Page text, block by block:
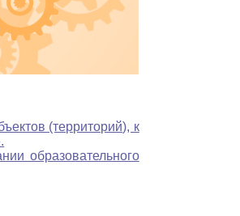
(территорий), к
образовательного